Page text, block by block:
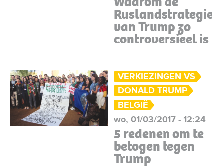
Ruslandstrategie
van Trump zo
controversieel is
VERKIEZINGEN VS
DONALD TRUMP
BELGIË
wo, 01/03/2017 - 12:24
5 redenen om te
betogen tegen
Trump